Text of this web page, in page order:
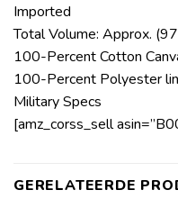
Imported
Total Volume: Approx.
100-Percent Cotton
100-Percent Polyester
Military Specs
[amz_corss_sell
GERELATEERDE